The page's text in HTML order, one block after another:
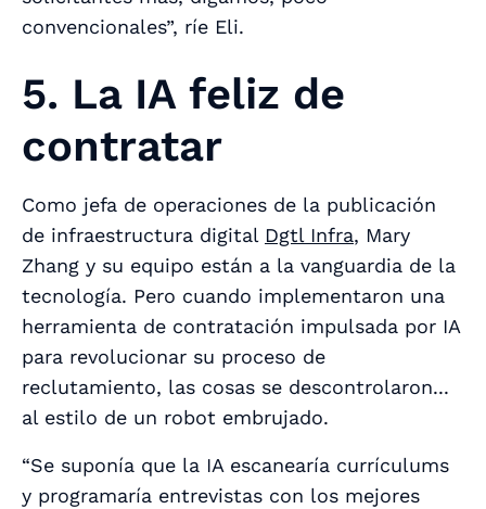
convencionales”, ríe Eli.
5. La IA feliz de
contratar
Como jefa de operaciones de la publicación
de infraestructura digital Dgtl Infra, Mary
Zhang y su equipo están a la vanguardia de la
tecnología. Pero cuando implementaron una
herramienta de contratación impulsada por IA
para revolucionar su proceso de
reclutamiento, las cosas se descontrolaron...
al estilo de un robot embrujado.
“Se suponía que la IA escanearía currículums
y programaría entrevistas con los mejores